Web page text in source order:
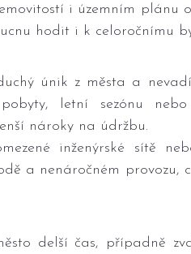
i územním plánu
hodit i k celoročnímu
únik z města a
letní sezónu nebo
nároky na údržbu.
inženýrské sítě
a nenáročném provozu,
delší čas, případně